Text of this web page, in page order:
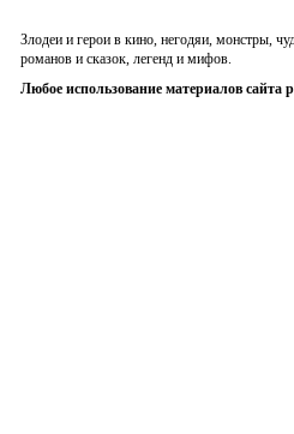
Злодеи и герои в кино, негодяи, монстры,
романов и сказок, легенд и мифов.
Любое использование материалов сайта